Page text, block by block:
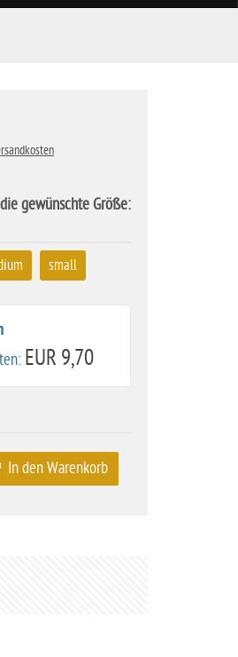
gewünschte Größe:
small
EUR 9,70
In den Warenkorb